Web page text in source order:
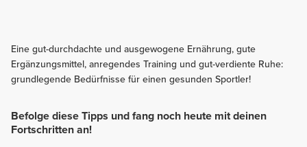
Eine gut-durchdachte und ausgewogene Ernährung, gute
Ergänzungsmittel, anregendes Training und gut-verdiente Ruhe:
grundlegende Bedürfnisse für einen gesunden Sportler!
Befolge diese Tipps und fang noch heute mit deinen
Fortschritten an!